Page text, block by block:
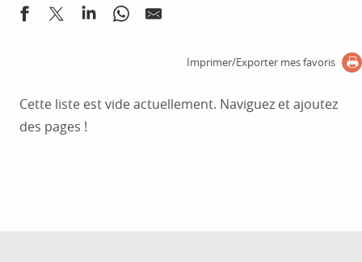
Imprimer/Exporter mes favoris
Cette liste est vide actuellement. Naviguez et ajoutez
des pages !